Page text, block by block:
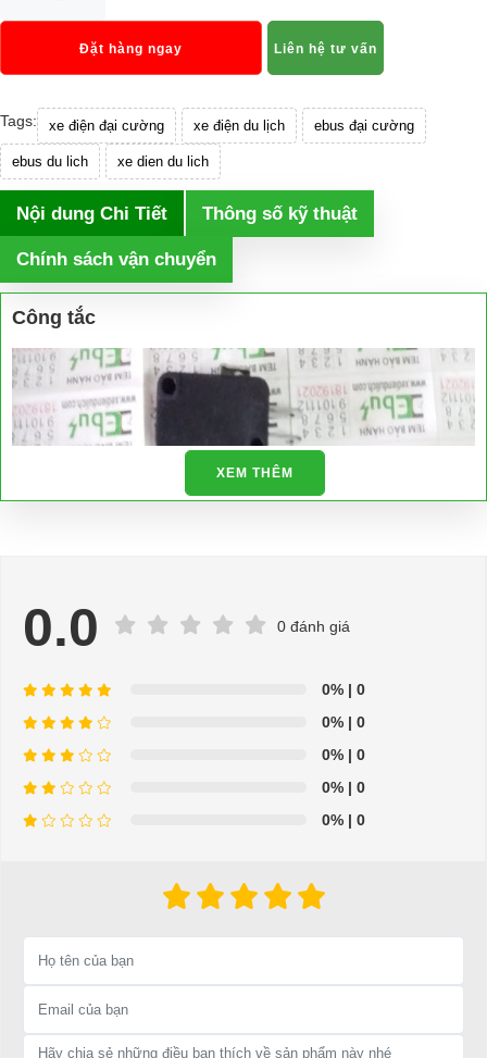
Đặt hàng ngay Liên hệ tư vấn
Tags: xe điện đại cường xe điện du lịch ebus đại cường
ebus du lich xe dien du lich
Nội dung Chi Tiết Thông số kỹ thuật
Chính sách vận chuyển
Công tắc
Để được tư vấn thêm về cách sử dụng xe ô tô điện để tăng tuổi thọ
cho xe hoặc có vấn đề gì cần được hỗ trợ, quý khách vui lòng liên
LIÊN HỆ CÔNG TY:
Đại Cường
XEM THÊM
0.0 0 đánh giá
0% | 0
0% | 0
0% | 0
0% | 0
0% | 0